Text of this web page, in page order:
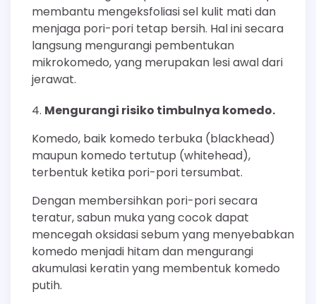
membantu mengeksfoliasi sel kulit mati dan
menjaga pori-pori tetap bersih. Hal ini secara
langsung mengurangi pembentukan
mikrokomedo, yang merupakan lesi awal dari
jerawat.
Mengurangi risiko timbulnya komedo.
Komedo, baik komedo terbuka (blackhead)
maupun komedo tertutup (whitehead),
terbentuk ketika pori-pori tersumbat.
Dengan membersihkan pori-pori secara
teratur, sabun muka yang cocok dapat
mencegah oksidasi sebum yang menyebabkan
komedo menjadi hitam dan mengurangi
akumulasi keratin yang membentuk komedo
putih.